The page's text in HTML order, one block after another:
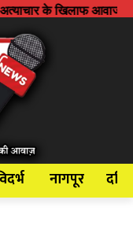
आवाज बुलंद करने के
नागपूर